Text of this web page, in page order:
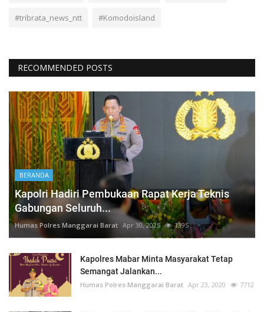
#tribrata_news_ntt #Komodoisland
RECOMMENDED POSTS
BERANDA
Kapolri Hadiri Pembukaan Rapat Kerja Teknis
Gabungan Seluruh...
Humas Polres Manggarai Barat Apr 30, 2025 1395
Kapolres Mabar Minta Masyarakat Tetap
Semangat Jalankan...
Humas Polres Manggarai Barat Apr 23, 2020 7712